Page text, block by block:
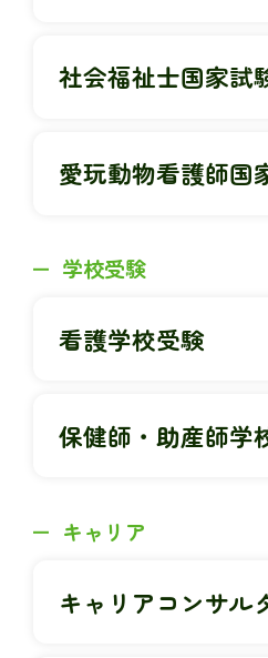
社会福祉士国家試
愛玩動物看護師国
学校受験
看護学校受験
保健師・助産師学
キャリア
キャリアコンサル